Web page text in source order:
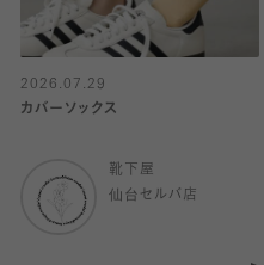
2026.07.29
カバーソックス
靴下屋
仙台セルバ店